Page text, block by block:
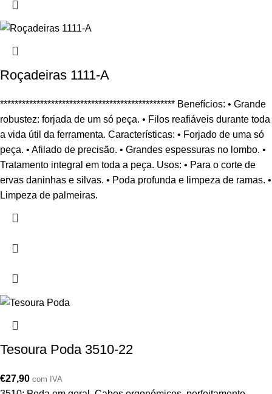
Roçadeiras 1111-A
************************************************ Benefícios: • Grande
robustez: forjada de um só peça. • Filos reafiáveis durante toda
a vida útil da ferramenta. Características: • Forjado de uma só
peça. • Afilado de precisão. • Grandes espessuras no lombo. •
Tratamento integral em toda a peça. Usos: • Para o corte de
ervas daninhas e silvas. • Poda profunda e limpeza de ramas. •
Limpeza de palmeiras.
Tesoura Poda 3510-22
€27,90 com IVA